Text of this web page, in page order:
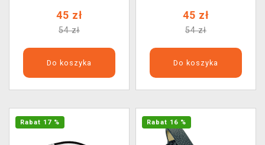
45 zł
54 zł
Do koszyka
45 zł
54 zł
Do koszyka
Rabat 17 % Rabat 16 %